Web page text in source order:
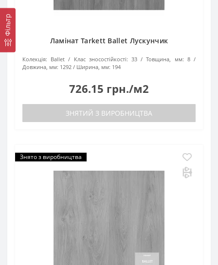
Фільтр
Ламінат Tarkett Ballet Лускунчик
Колекція: Ballet Клас зносостійкості: 33 Товщина, мм: 8
Довжина, мм: 1292 Ширина, мм: 194
726.15 грн./м2
ЗНЯТИЙ З ВИРОБНИЦТВА
Знято з виробництва